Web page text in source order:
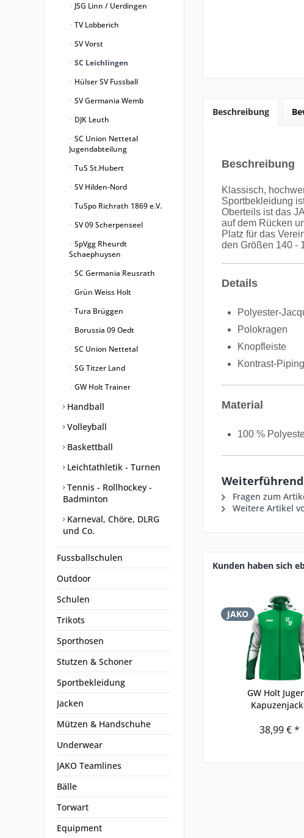
JSG Linn / Uerdingen
TV Lobberich
SV Vorst
SC Leichlingen
Hülser SV Fussball
SV Germania Wemb
DJK Leuth
SC Union Nettetal
Jugendabteilung
TuS St.Hubert
SV Hilden-Nord
TuSpo Richrath 1869 e.V.
SV 09 Scherpenseel
SpVgg Rheurdt
Schaephuysen
SC Germania Reusrath
Grün Weiss Holt
Tura Brüggen
Borussia 09 Oedt
SC Union Nettetal
SG Titzer Land
GW Holt Trainer
Handball
Volleyball
Baskettball
Leichtathletik - Turnen
Tennis - Rollhockey -
Badminton
Karneval, Chöre, DLRG
und Co.
Fussballschulen
Outdoor
Schulen
Trikots
Sporthosen
Stutzen & Schoner
Sportbekleidung
Jacken
Mützen & Handschuhe
Underwear
JAKO Teamlines
Bälle
Torwart
Equipment
Beschreibung
Beschreibung
Klassisch,
Sportbekleidung
Oberteils ist das
auf dem Rücken
Platz für das
den Größen 140 -
Details
Polyester-
Polokragen
Knopfleiste
Kontrast-
Material
100 %
Fragen zum
Weitere Artikel
Kunden haben sich
JAKO
GW Holt
38,99 € *